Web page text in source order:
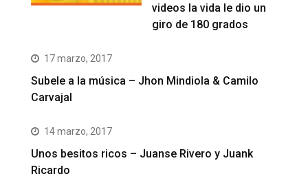
videos la vida le dio un
giro de 180 grados
17 marzo, 2017
Subele a la música – Jhon Mindiola & Camilo
Carvajal
14 marzo, 2017
Unos besitos ricos – Juanse Rivero y Juank
Ricardo